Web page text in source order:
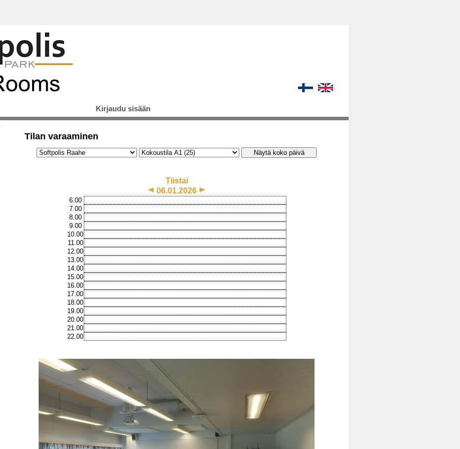
Kirjaudu sisään
Tilan varaaminen
Tiistai
06.01.2026
6.00
7.00
8.00
9.00
10.00
11.00
12.00
13.00
14.00
15.00
16.00
17.00
18.00
19.00
20.00
21.00
22.00